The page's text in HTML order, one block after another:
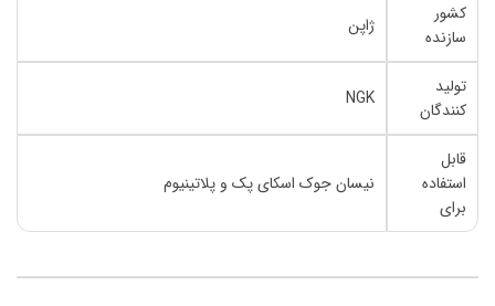
کشور
سازنده
ژاپن
تولید
کنندگان
NGK
قابل
استفاده
برای
نیسان جوک اسکای پک و پلاتینیوم